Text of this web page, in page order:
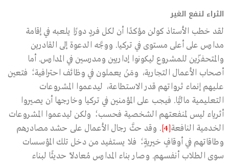
الثراء لنفع الغير
لقد خطب الأستاذ كولن مؤكدًا أن لكل فردٍ دورًا يلعبه في إقامة
مدارس على أعلى مستوى في تركيا. ووجَّه الدعوة إلى القادرين
والمتحفزّين للمشروع ليكونوا إداريين ومدرسين في المدارس. أما
أصحاب الأعمال التجارية، ومَنْ يعملون في وظائف احترافية؛ فتعين
عليهم إنماء ثرواتهم قدر الاستطاعة، ليدعموا المشروعات
التعليمية ماليًّا. فيجب على المؤمنين في تركيا وخارجها أن يصيروا
أثرياء ليس لمنفعتهم الشخصية فحسب؛ ولكن ليدعموا المشروعات
الخدمية النافعة[4]
. وقد حثَّ رجال الأعمال على حشد مصادرهم
وطاقاتهم في أوقافٍ خيريةٍ؛ فلا يستفيد من دخل تلك المؤسسات
سوى الطلاب أنفسهم. وصار بناء المدارس مُعادلاً حديثًا لبناء